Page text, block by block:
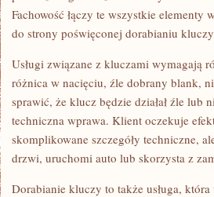
Fachowość łączy te wszystkie elementy
do strony poświęconej dorabianiu
Usługi związane z kluczami wymagają
różnica w nacięciu, źle dobrany blank,
sprawić, że klucz będzie działał źle lub
techniczna wprawa. Klient oczekuje
skomplikowane szczegóły techniczne,
drzwi, uruchomi auto lub skorzysta z
Dorabianie kluczy to także usługa,